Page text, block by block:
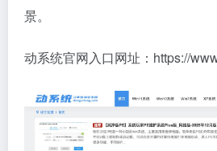
景。
动系统官网入口网址：https://